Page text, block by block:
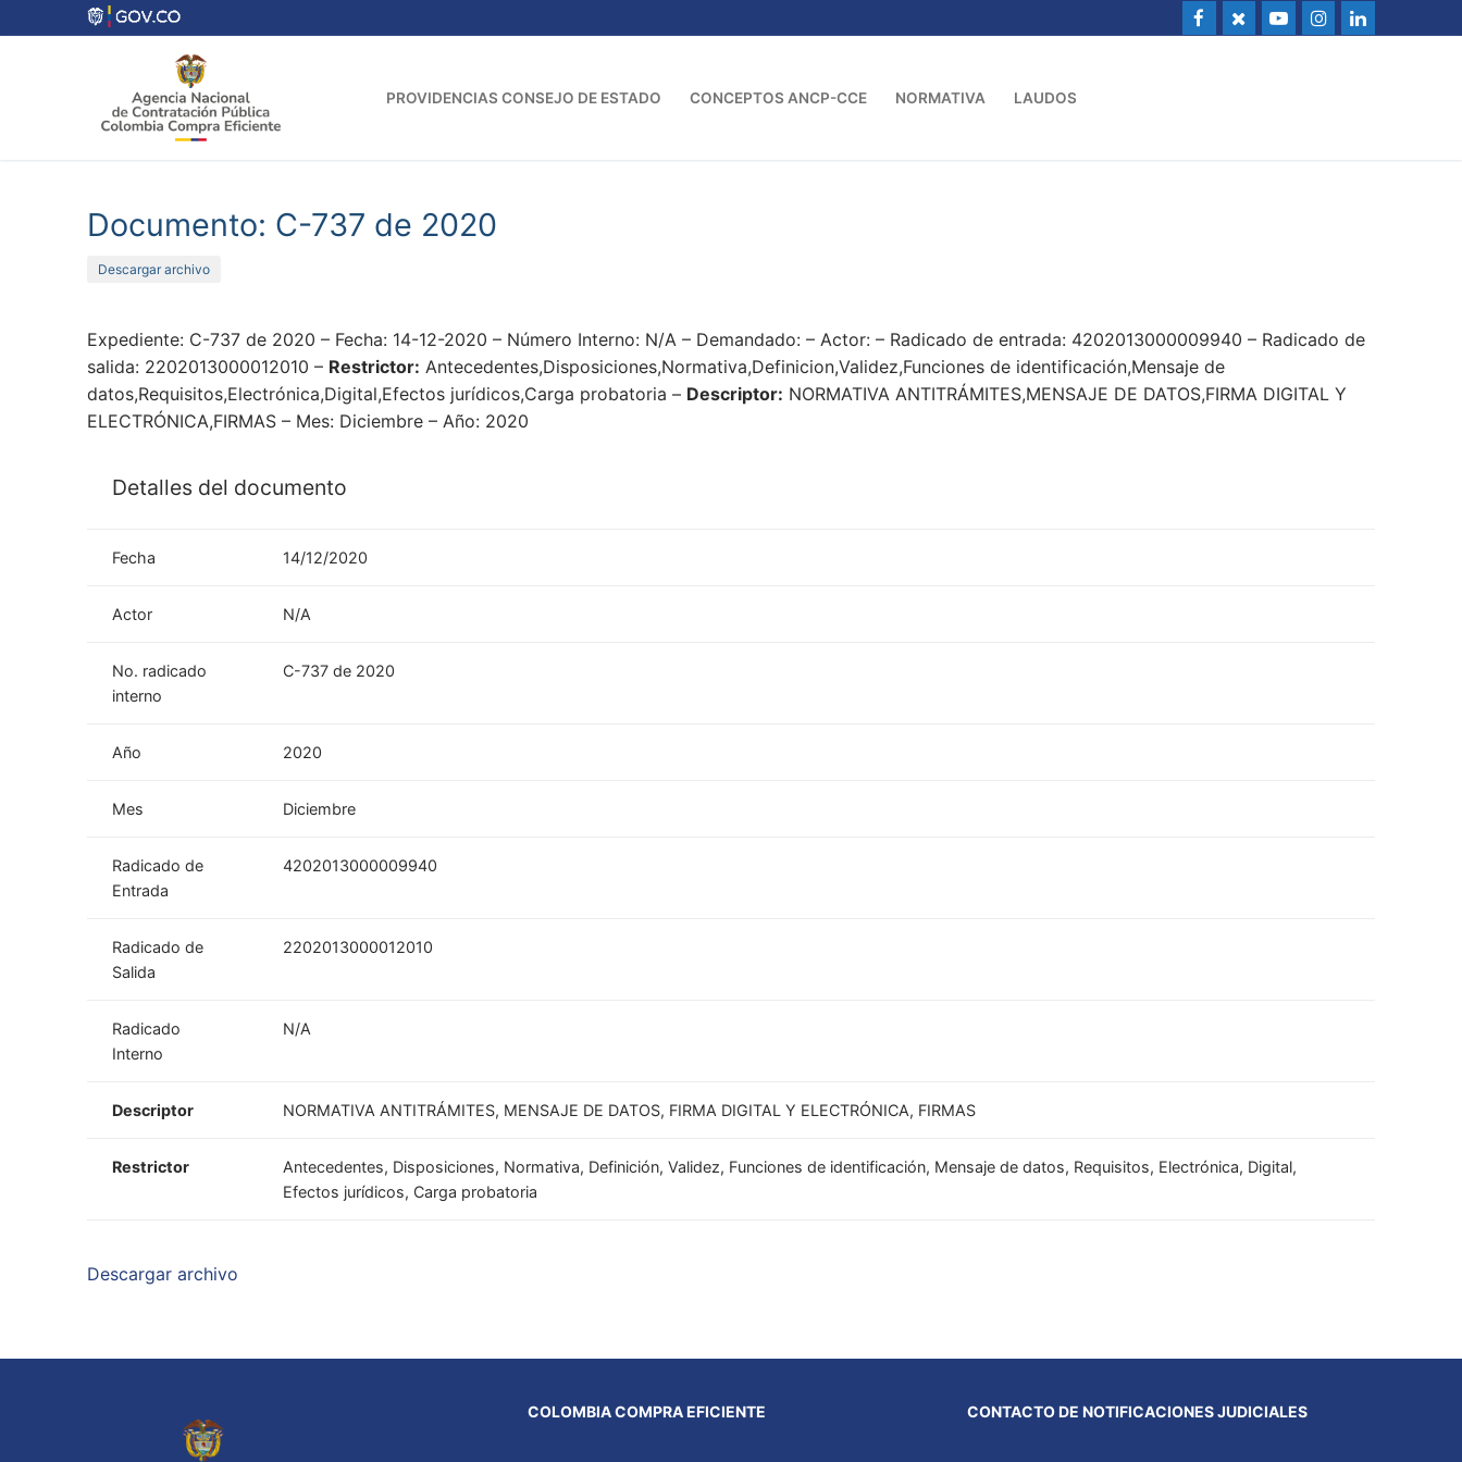
al
PROVIDENCIAS CONSEJO DE ESTADO CONCEPTOS ANCP-CCE NORMATIVA LAUDOS
Documento: C-737 de 2020
Descargar archivo
Expediente: C-737 de 2020 – Fecha: 14-12-2020 – Número Interno: N/A – Demandado: – Actor: – Radicado de entrada: 4202013000009940 – Radicado de
salida: 2202013000012010 – Restrictor: Antecedentes,Disposiciones,Normativa,Definicion,Validez,Funciones de identificación,Mensaje de
datos,Requisitos,Electrónica,Digital,Efectos jurídicos,Carga probatoria – Descriptor: NORMATIVA ANTITRÁMITES,MENSAJE DE DATOS,FIRMA DIGITAL Y
ELECTRÓNICA,FIRMAS – Mes: Diciembre – Año: 2020
Detalles del documento
Fecha 14/12/2020
Actor N/A
No. radicado
interno
C-737 de 2020
Año 2020
Mes Diciembre
Radicado de
Entrada
4202013000009940
Radicado de
Salida
2202013000012010
Radicado
Interno
N/A
Descriptor NORMATIVA ANTITRÁMITES, MENSAJE DE DATOS, FIRMA DIGITAL Y ELECTRÓNICA, FIRMAS
Restrictor
Antecedentes, Disposiciones, Normativa, Definición, Validez, Funciones de identificación, Mensaje de datos, Requisitos, Electrónica, Digital,
Efectos jurídicos, Carga probatoria
Descargar archivo
COLOMBIA COMPRA EFICIENTE CONTACTO DE NOTIFICACIONES JUDICIALES